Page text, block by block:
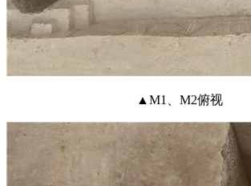
▲M1、M2俯视